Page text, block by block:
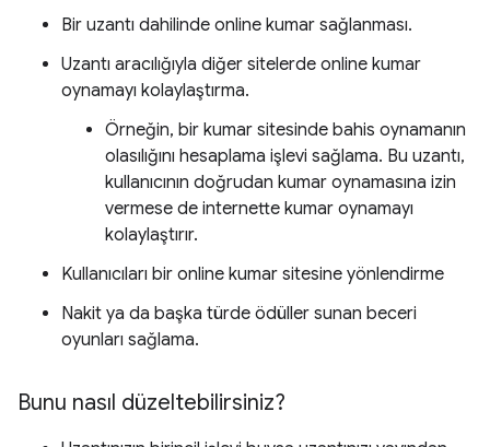
Bir uzantı dahilinde online kumar sağlanması.
Uzantı aracılığıyla diğer sitelerde online kumar
oynamayı kolaylaştırma.
Örneğin, bir kumar sitesinde bahis oynamanın
olasılığını hesaplama işlevi sağlama. Bu uzantı,
kullanıcının doğrudan kumar oynamasına izin
vermese de internette kumar oynamayı
kolaylaştırır.
Kullanıcıları bir online kumar sitesine yönlendirme
Nakit ya da başka türde ödüller sunan beceri
oyunları sağlama.
Bunu nasıl düzeltebilirsiniz?